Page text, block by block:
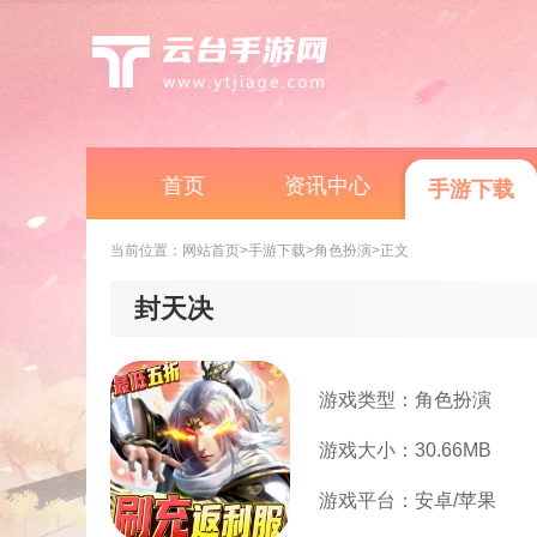
首页 资讯中心 手游下载
当前位置： 网站首页>手游下载>角色扮演>正文
封天决
游戏类型：角色扮演
游戏大小：30.66MB
游戏平台：安卓/苹果